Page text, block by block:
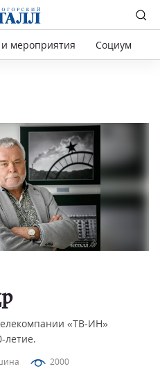
мероприятия Социум
2000
«ТВ-ИН»
летие.